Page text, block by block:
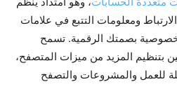
ومعلومات التتبع في علامات
بصمتك الرقمية. تسمح
بتنظيم المزيد من ميزات المتصفح،
للعمل والمشروعات والتصفح